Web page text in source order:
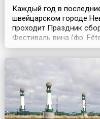
Каждый год в
швейцарском городе
проходит Праздник
Фестиваль вина (фр.
Три дня — с пятницы до
уличные стойки по
горных скл...